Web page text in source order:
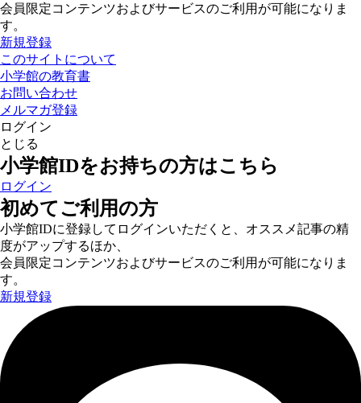
会員限定コンテンツおよびサービスのご利用が可能になりま
す。
新規登録
このサイトについて
小学館の教育書
お問い合わせ
メルマガ登録
ログイン
とじる
小学館IDをお持ちの方はこちら
ログイン
初めてご利用の方
小学館IDに登録してログインいただくと、オススメ記事の精
度がアップするほか、
会員限定コンテンツおよびサービスのご利用が可能になりま
す。
新規登録